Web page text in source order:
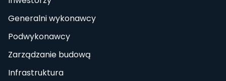
Generalni wykonawcy
Podwykonawcy
Zarządzanie budową
Infrastruktura